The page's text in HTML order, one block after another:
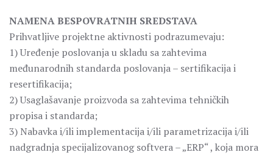
NAMENA BESPOVRATNIH SREDSTAVA
Prihvatljive projektne aktivnosti podrazumevaju:
1) Uređenje poslovanja u skladu sa zahtevima
međunarodnih standarda poslovanja – sertifikacija i
resertifikacija;
2) Usaglašavanje proizvoda sa zahtevima tehničkih
propisa i standarda;
3) Nabavka i/ili implementacija i/ili parametrizacija i/ili
nadgradnja specijalizovanog softvera – „ERP“ , koja mora